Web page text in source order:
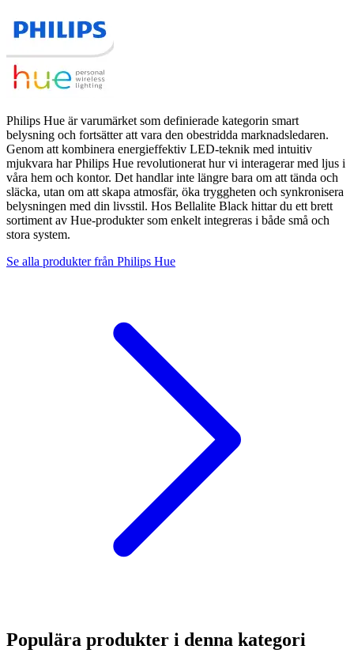
Philips Hue är varumärket som definierade kategorin smart
belysning och fortsätter att vara den obestridda marknadsledaren.
Genom att kombinera energieffektiv LED-teknik med intuitiv
mjukvara har Philips Hue revolutionerat hur vi interagerar med ljus i
våra hem och kontor. Det handlar inte längre bara om att tända och
släcka, utan om att skapa atmosfär, öka tryggheten och synkronisera
belysningen med din livsstil. Hos Bellalite Black hittar du ett brett
sortiment av Hue-produkter som enkelt integreras i både små och
stora system.
Se alla produkter från Philips Hue
Populära produkter i denna kategori